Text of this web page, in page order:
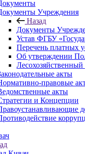
Учреждения
Назад
Документы
Устав ФГБУ
Перечень платных
Об утверждении
Лесохозяйственный
акты
правовые
акты
и Концепции